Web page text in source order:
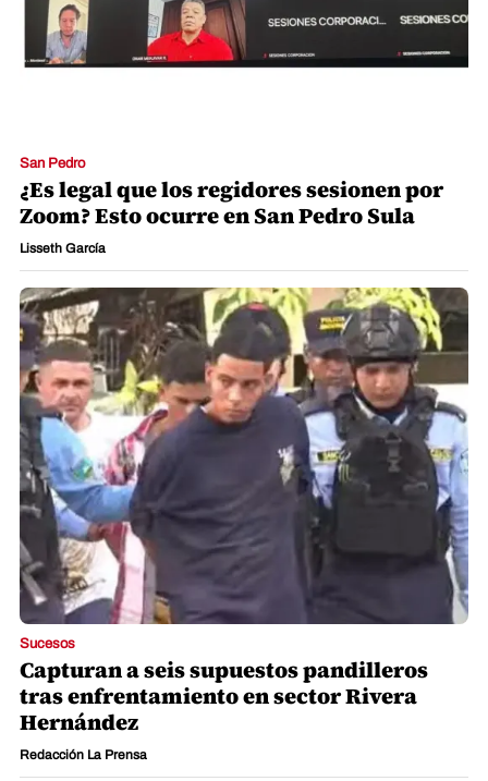
San Pedro
¿Es legal que los regidores sesionen por
Zoom? Esto ocurre en San Pedro Sula
Lisseth García
Sucesos
Capturan a seis supuestos pandilleros
tras enfrentamiento en sector Rivera
Hernández
Redacción La Prensa